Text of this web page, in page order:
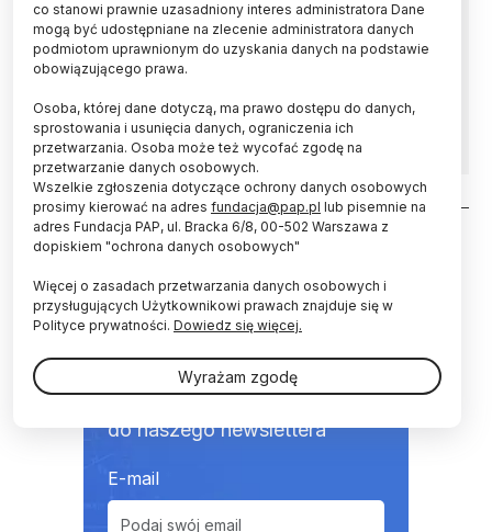
Wybitny naukowiec i autorytet w dziedzinie
termodynamiki, mechaniki płynów, techniki
cieplnej i energetyki, członek PAN prof.
honoris causa Politechniki Białostockiej.
Stronicowanie
NEWSLETTER
Zapraszamy do zapisania się
do naszego newslettera
E-mail
co stanowi prawnie uzasadniony interes administratora Dane
mogą być udostępniane na zlecenie administratora danych
podmiotom uprawnionym do uzyskania danych na podstawie
obowiązującego prawa.
Osoba, której dane dotyczą, ma prawo dostępu do danych,
sprostowania i usunięcia danych, ograniczenia ich
przetwarzania. Osoba może też wycofać zgodę na
przetwarzanie danych osobowych.
Wszelkie zgłoszenia dotyczące ochrony danych osobowych
prosimy kierować na adres fundacja@pap.pl lub pisemnie na
adres Fundacja PAP, ul. Bracka 6/8, 00-502 Warszawa z
dopiskiem "ochrona danych osobowych"
Więcej o zasadach przetwarzania danych osobowych i
przysługujących Użytkownikowi prawach znajduje się w
Polityce prywatności. Dowiedz się więcej.
Wyrażam zgodę